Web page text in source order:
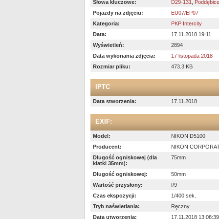
Słowa kluczowe:
D29-131
Pojazdy na zdjęciu:
EU07/EP07
Kategoria:
PKP Intercity
Data:
17.11.2018 19:11
Wyświetleń:
2894
Data wykonania zdjęcia:
17 listopada 2018
Rozmiar pliku:
473.3 KB
IPTC
Data stworzenia: 17.11.2018
EXIF:
Model:
NIKON D5100
Producent:
NIKON
Długość ogniskowej (dla
klatki 35mm):
75mm
Długość ogniskowej:
50mm
Wartość przysłony:
f/9
Czas ekspozycji:
1/400 sek.
Tryb naświetlania:
Ręczny
Data utworzenia:
17.11.2018 13:08:39